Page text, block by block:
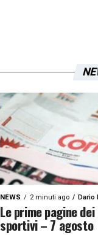
NEWS 2 minuti ago Dario
Le prime pagine
sportivi – 7 agosto